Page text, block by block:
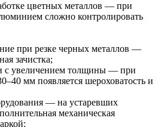
цветных металлов — при
сложно контролировать
при резке черных металлов —
зачистка;
с увеличением толщины — при
мм появляется шероховатость и
— на устаревших
механическая